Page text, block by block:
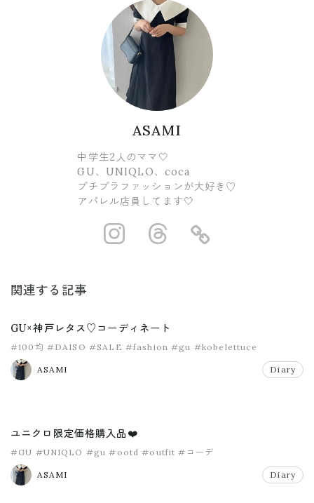
ASAMI
中学生2人のママ🤍
GU、UNIQLO、coca
プチプラファッションが大好き♡
アパレル店員してます🤍
https://https://
関連する記事
GU×神戸レタス♡コーディネート
#100均 #DAISO #SALE #fashion #gu #kobelettuce
ASAMI Diary
ユニクロ限定価格購入品❤️
#GU #UNIQLO #gu #ootd #outfit #コーデ
ASAMI Diary